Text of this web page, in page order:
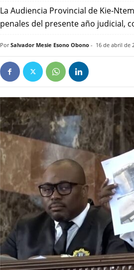
La Audiencia Provincial de Kie-
penales del presente año judicial,
Por Salvador Mesie Esono Obono- 16 de abril de